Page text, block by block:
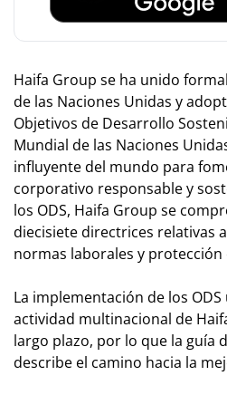
Haifa Group se ha unido
de las Naciones Unidas y
Objetivos de Desarrollo
Mundial de las Naciones
influyente del mundo para
corporativo responsable y
los ODS, Haifa Group se
diecisiete directrices relativas
normas laborales y
La implementación de los
actividad multinacional de
largo plazo, por lo que la guía
describe el camino hacia la